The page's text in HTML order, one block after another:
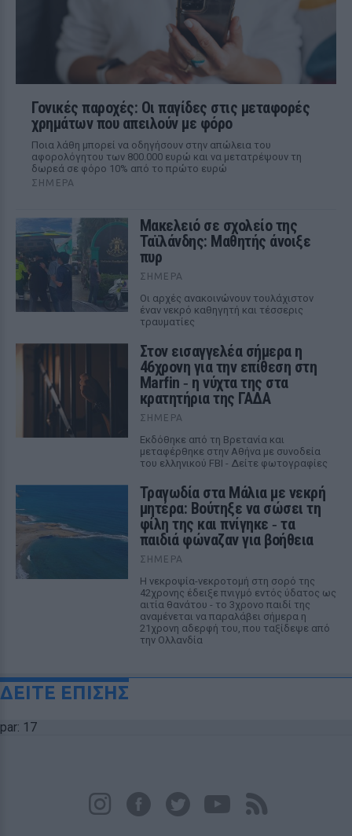
Γονικές παροχές: Οι παγίδες στις μεταφορές
χρημάτων που απειλούν με φόρο
Ποια λάθη μπορεί να οδηγήσουν στην απώλεια του
αφορολόγητου των 800.000 ευρώ και να μετατρέψουν τη
δωρεά σε φόρο 10% από το πρώτο ευρώ
ΣΉΜΕΡΑ
Μακελειό σε σχολείο της
Ταϊλάνδης: Μαθητής άνοιξε
πυρ
ΣΉΜΕΡΑ
Οι αρχές ανακοινώνουν τουλάχιστον
έναν νεκρό καθηγητή και τέσσερις
τραυματίες
Στον εισαγγελέα σήμερα η
46χρονη για την επίθεση στη
Marfin ‑ η νύχτα της στα
κρατητήρια της ΓΑΔΑ
ΣΉΜΕΡΑ
Εκδόθηκε από τη Βρετανία και
μεταφέρθηκε στην Αθήνα με συνοδεία
του ελληνικού FBI - Δείτε φωτογραφίες
Τραγωδία στα Μάλια με νεκρή
μητέρα: Βούτηξε να σώσει τη
φίλη της και πνίγηκε ‑ τα
παιδιά φώναζαν για βοήθεια
ΣΉΜΕΡΑ
Η νεκροψία-νεκροτομή στη σορό της
42χρονης έδειξε πνιγμό εντός ύδατος ως
αιτία θανάτου - το 3χρονο παιδί της
αναμένεται να παραλάβει σήμερα η
21χρονη αδερφή του, που ταξίδεψε από
την Ολλανδία
ΔΕΙΤΕ ΕΠΙΣΗΣ
par: 17